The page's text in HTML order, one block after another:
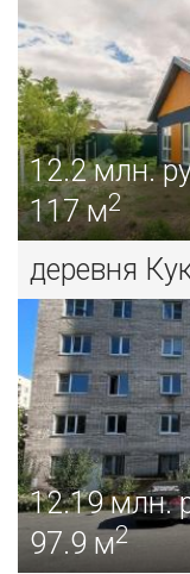
12.2млн.
117 м2
деревня
12.19млн.
97.9 м2